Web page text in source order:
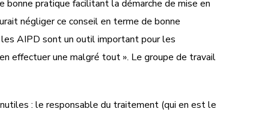
bonne pratique facilitant la démarche de mise en
négliger ce conseil en terme de bonne
les AIPD sont un outil important pour les
effectuer une malgré tout ». Le groupe de travail
: le responsable du traitement (qui en est le